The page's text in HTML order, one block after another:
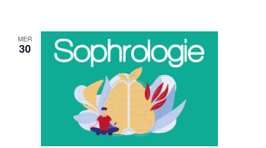
MER
30